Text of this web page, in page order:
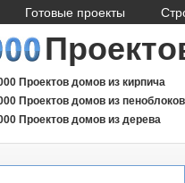
Готовые проекты
Проектов домов из кирпича
Проектов домов из пеноблоков
Проектов домов из дерева